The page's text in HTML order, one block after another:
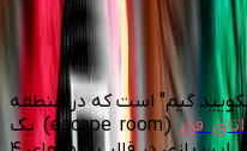
گیم" است که در منطقه
اتاق فرار
(escape room) یک